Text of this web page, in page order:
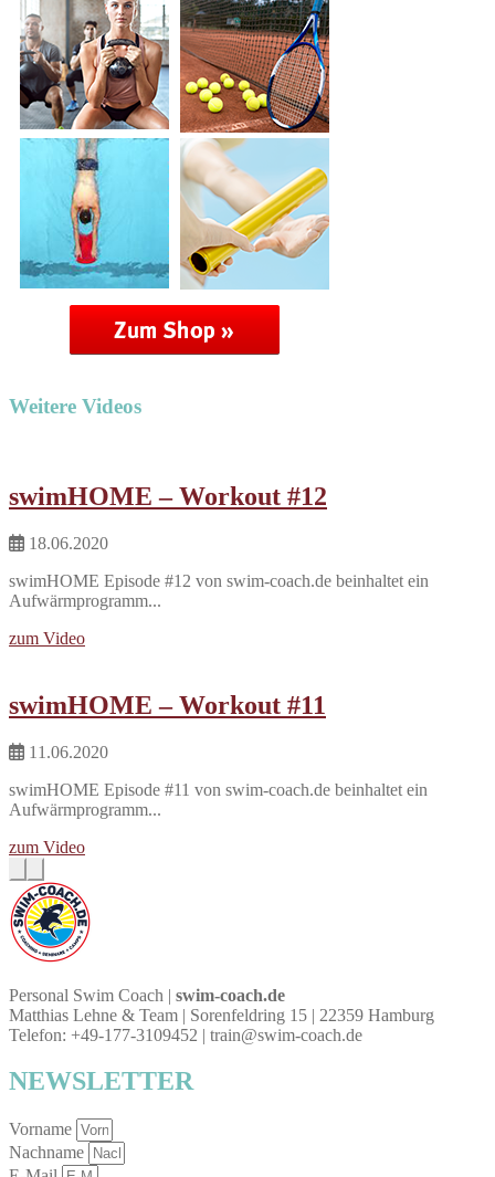
Weitere Videos
swimHOME – Workout #12
18.06.2020
swimHOME Episode #12 von swim-coach.de beinhaltet ein
Aufwärmprogramm...
zum Video
swimHOME – Workout #11
11.06.2020
swimHOME Episode #11 von swim-coach.de beinhaltet ein
Aufwärmprogramm...
zum Video
Personal Swim Coach | swim-coach.de
Matthias Lehne & Team | Sorenfeldring 15 | 22359 Hamburg
Telefon: +49-177-3109452 | train@swim-coach.de
NEWSLETTER
Vorname
Nachname